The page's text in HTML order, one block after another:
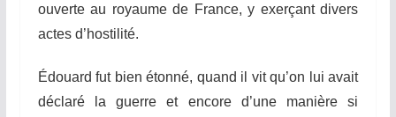
ouverte au royaume de France, y exerçant divers
actes d’hostilité.
Édouard fut bien étonné, quand il vit qu’on lui avait
déclaré laguerre et encore d’une manière si